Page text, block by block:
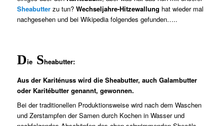
Sheabutter zu tun?Wechseljahre-Hitzewallung hat wieder mal
nachgesehen und bei Wikipedia folgendes gefunden…..
Die Sheabutter:
Aus der Kariténuss wird die Sheabutter, auch Galambutter
oder Karitébutter genannt, gewonnen.
Bei der traditionellen Produktionsweise wird nach dem Waschen
und Zerstampfen der Samen durch Kochen in Wasser und